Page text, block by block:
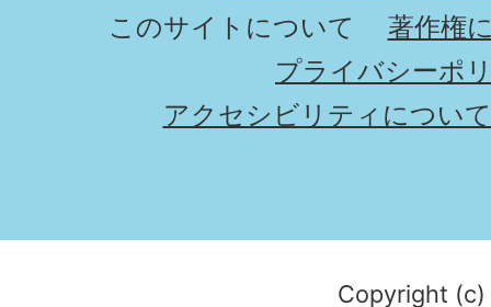
このサイトについて
著作権
プライバシーポ
アクセシビリティについて
Copyright (c)